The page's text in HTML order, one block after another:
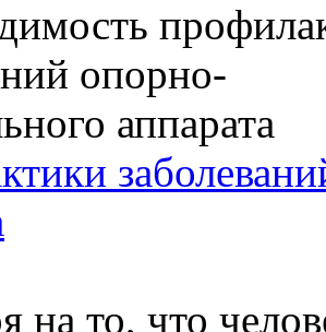
на то, что